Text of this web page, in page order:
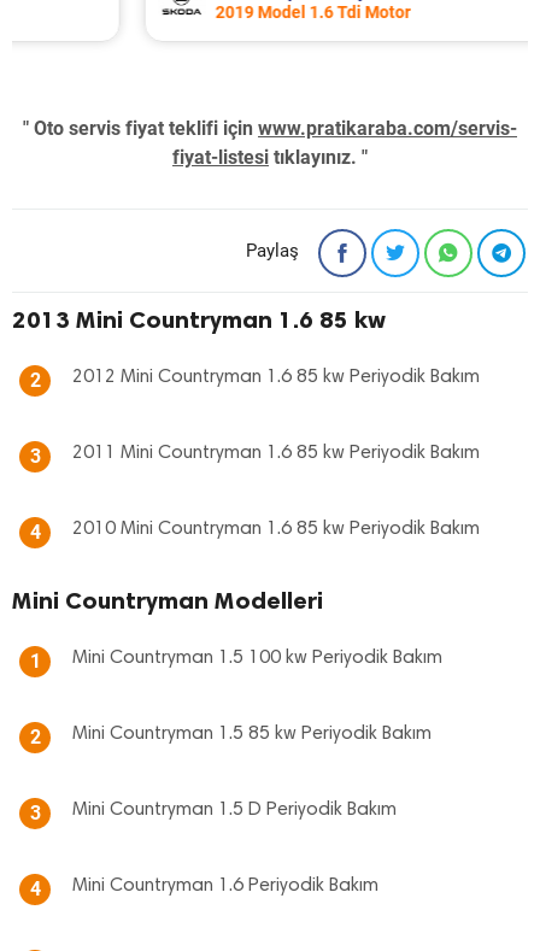
2019 Model 1.6 Tdi Motor
" Oto servis fiyat teklifi için www.pratikaraba.com/servis-
fiyat-listesi tıklayınız. "
Paylaş
2013 Mini Countryman 1.6 85 kw
2 2012 Mini Countryman 1.6 85 kw Periyodik Bakım
3 2011 Mini Countryman 1.6 85 kw Periyodik Bakım
4 2010 Mini Countryman 1.6 85 kw Periyodik Bakım
Mini Countryman Modelleri
1 Mini Countryman 1.5 100 kw Periyodik Bakım
2 Mini Countryman 1.5 85 kw Periyodik Bakım
3 Mini Countryman 1.5 D Periyodik Bakım
4 Mini Countryman 1.6 Periyodik Bakım